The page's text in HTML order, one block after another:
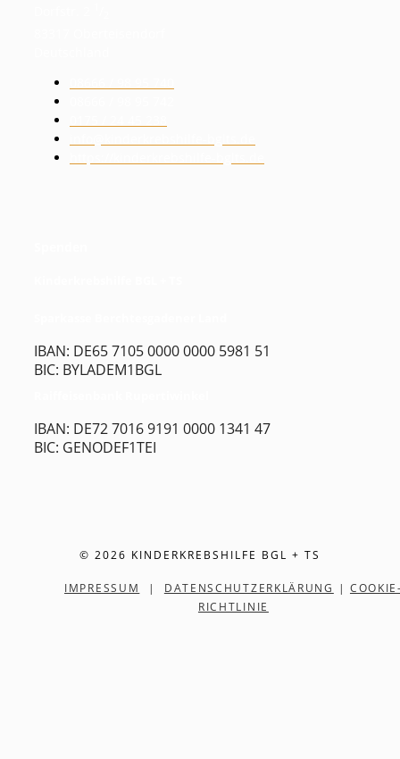
IBAN: DE65 7105 0000 0000 5981 51
BIC: BYLADEM1BGL
IBAN: DE72 7016 9191 0000 1341 47
BIC: GENODEF1TEI
© 2026 KINDERKREBSHILFE BGL + TS
IMPRESSUM | DATENSCHUTZERKLÄRUNG |
RICHTLINIE